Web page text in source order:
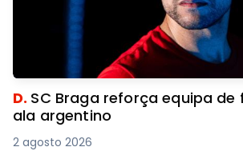
D. SC Braga reforça equipa
ala argentino
2 agosto 2026